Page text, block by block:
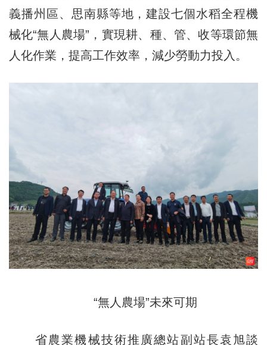
義播州區、思南縣等地，建設七個水稻全程機
械化“無人農場”，實現耕、種、管、收等環節無
人化作業，提高工作效率，減少勞動力投入。
“無人農場”未來可期
省農業機械技術推廣總站副站長袁旭談